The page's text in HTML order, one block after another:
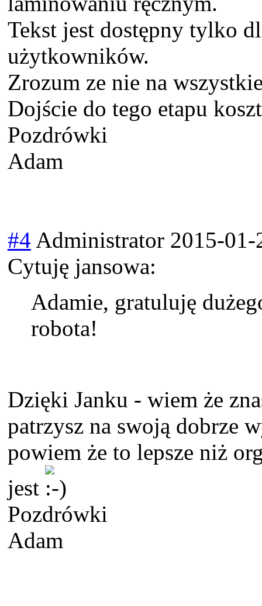
Tekst jest dostępny tylko
użytkowników.
Zrozum ze nie na
Dojście do tego etapu
Pozdrówki
Adam
#4 Administrator 2015-
Cytuję jansowa:
Adamie, gratuluję
robota!
Dzięki Janku - wiem że
patrzysz na swoją dobrze
powiem że to lepsze niż
jest
Pozdrówki
Adam